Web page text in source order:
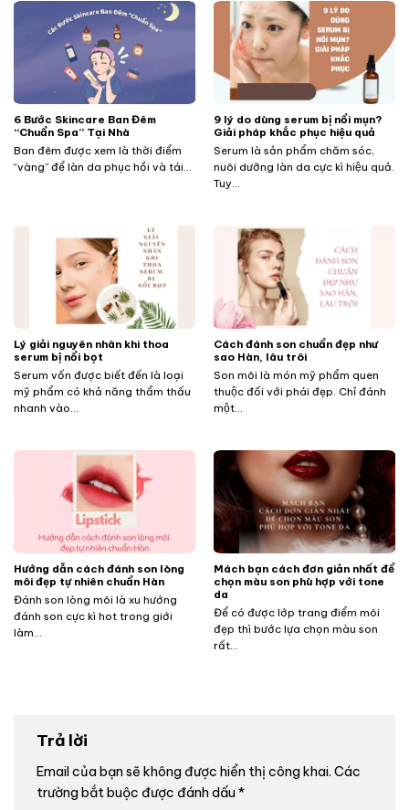
​​​​​​6 Bước Skincare Ban Đêm
“Chuẩn Spa” Tại Nhà
Ban đêm được xem là thời điểm
“vàng” để làn da phục hồi và tái...
9 lý do dùng serum bị nổi mụn?
Giải pháp khắc phục hiệu quả
Serum là sản phẩm chăm sóc,
nuôi dưỡng làn da cực kì hiệu quả.
Tuy...
Lý giải nguyên nhân khi thoa
serum bị nổi bọt
Serum vốn được biết đến là loại
mỹ phẩm có khả năng thẩm thấu
nhanh vào...
Cách đánh son chuẩn đẹp như
sao Hàn, lâu trôi
Son môi là món mỹ phẩm quen
thuộc đối với phái đẹp. Chỉ đánh
một...
Hướng dẫn cách đánh son lòng
môi đẹp tự nhiên chuẩn Hàn
Đánh son lòng môi là xu hướng
đánh son cực kì hot trong giới
làm...
Mách bạn cách đơn giản nhất để
chọn màu son phù hợp với tone
da
Để có được lớp trang điểm môi
đẹp thì bước lựa chọn màu son
rất...
Trả lời
Email của bạn sẽ không được hiển thị công khai. Các
trường bắt buộc được đánh dấu *